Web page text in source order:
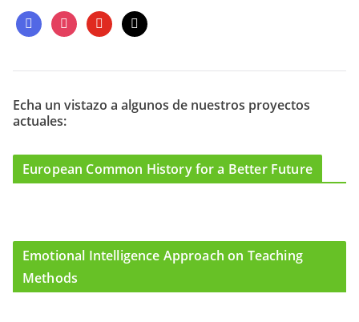
f
a
e
o
o
i
n
t
g
r
m
y
o
t
b
m
a
l
Echa un vistazo a algunos de nuestros proyectos
actuales:
European Common History for a Better Future
Emotional Intelligence Approach on Teaching
Methods